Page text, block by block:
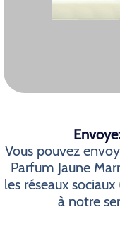
Vous pouvez
Parfum Jaune
les réseaux
à notre